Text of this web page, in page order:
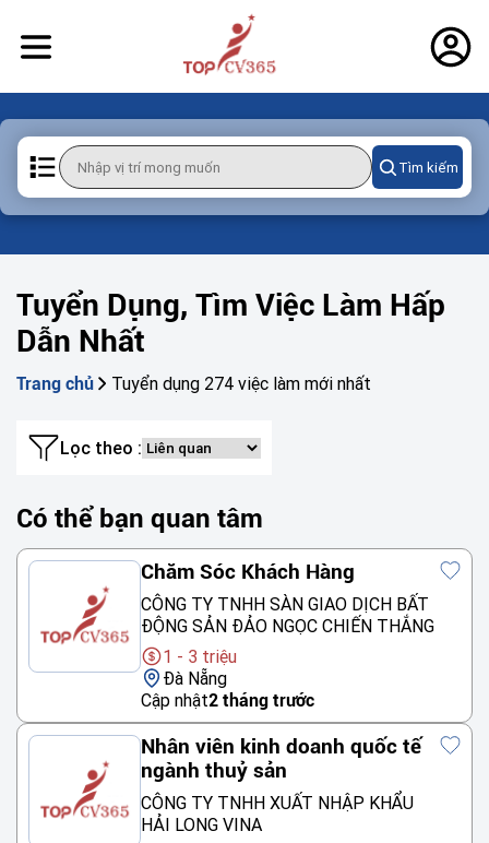
Tìm kiếm
Tuyển Dụng, Tìm Việc Làm Hấp
Dẫn Nhất
Trang chủ Tuyển dụng 274 việc làm mới nhất
Lọc theo :
Chăm Sóc Khách Hàng
CÔNG TY TNHH SÀN GIAO DỊCH BẤT
ĐỘNG SẢN ĐẢO NGỌC CHIẾN THẮNG
1 - 3 triệu
Đà Nẵng
Cập nhật2 tháng trước
Nhân viên kinh doanh quốc tế
ngành thuỷ sản
CÔNG TY TNHH XUẤT NHẬP KHẨU
HẢI LONG VINA
Có thể bạn quan tâm